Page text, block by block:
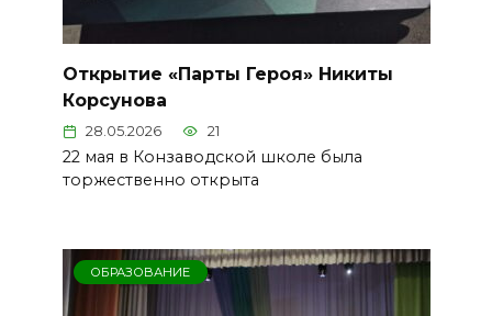
Открытие «Парты Героя» Никиты
Корсунова
28.05.2026 21
22 мая в Конзаводской школе была
торжественно открыта
ОБРАЗОВАНИЕ